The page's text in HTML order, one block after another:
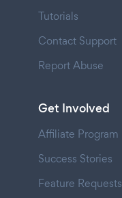
Tutorials
Contact Support
Report Abuse
Get Involved
Affiliate Program
Success Stories
Feature Requests